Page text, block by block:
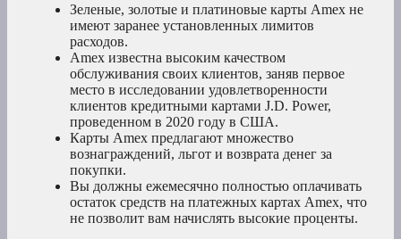
Зеленые, золотые и платиновые карты Amex не
имеют заранее установленных лимитов
расходов.
Amex известна высоким качеством
обслуживания своих клиентов, заняв первое
место в исследовании удовлетворенности
клиентов кредитными картами J.D. Power,
проведенном в 2020 году в США.
Карты Amex предлагают множество
вознаграждений, льгот и возврата денег за
покупки.
Вы должны ежемесячно полностью оплачивать
остаток средств на платежных картах Amex, что
не позволит вам начислять высокие проценты.